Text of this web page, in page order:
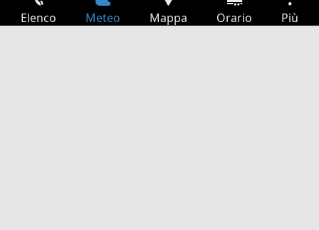
Elenco Meteo Mappa Orario Più